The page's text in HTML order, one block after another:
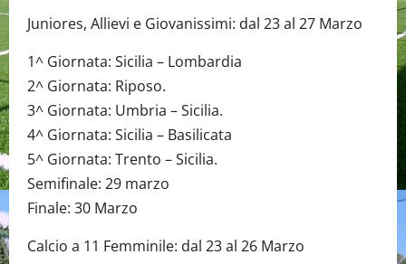
Juniores, Allievi e Giovanissimi: dal 23 al 27 Marzo
1^ Giornata: Sicilia – Lombardia
2^ Giornata: Riposo.
3^ Giornata: Umbria – Sicilia.
4^ Giornata: Sicilia – Basilicata
5^ Giornata: Trento – Sicilia.
Semifinale: 29 marzo
Finale: 30 Marzo
Calcio a 11 Femminile: dal 23 al 26 Marzo